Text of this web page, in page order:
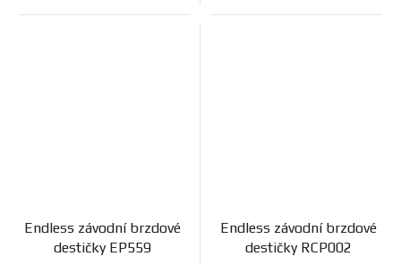
Endless závodní brzdové
destičky EP559
Endless závodní brzdové
destičky RCP002